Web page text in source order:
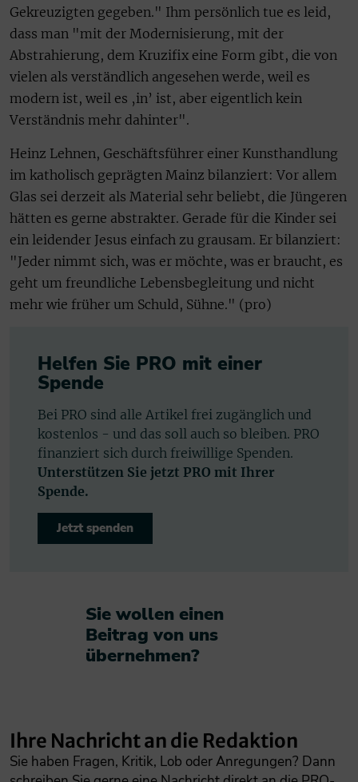
Gekreuzigten gegeben." Ihm persönlich tue es leid,
dass man "mit der Modernisierung, mit der
Abstrahierung, dem Kruzifix eine Form gibt, die von
vielen als verständlich angesehen werde, weil es
modern ist, weil es ‚in’ ist, aber eigentlich kein
Verständnis mehr dahinter".
Heinz Lehnen, Geschäftsführer einer Kunsthandlung
im katholisch geprägten Mainz bilanziert: Vor allem
Glas sei derzeit als Material sehr beliebt, die Jüngeren
hätten es gerne abstrakter. Gerade für die Kinder sei
ein leidender Jesus einfach zu grausam. Er bilanziert:
"Jeder nimmt sich, was er möchte, was er braucht, es
geht um freundliche Lebensbegleitung und nicht
mehr wie früher um Schuld, Sühne." (pro)
Helfen Sie PRO mit einer
Spende
Bei PRO sind alle Artikel frei zugänglich und
kostenlos - und das soll auch so bleiben. PRO
finanziert sich durch freiwillige Spenden.
Unterstützen Sie jetzt PRO mit Ihrer
Spende.
Jetzt spenden
Sie wollen einen
Beitrag von uns
übernehmen?​
Ihre Nachricht an die Redaktion
Sie haben Fragen, Kritik, Lob oder Anregungen? Dann